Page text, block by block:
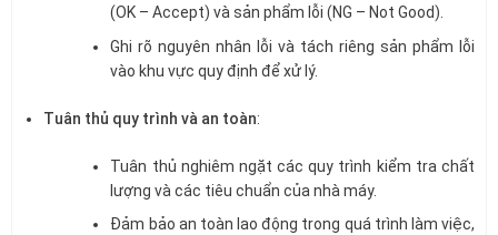
(OK – Accept) và sản phẩm lỗi (NG – Not Good).
Ghi rõ nguyên nhân lỗi và tách riêng sản phẩm lỗi
vào khu vực quy định để xử lý.
Tuân thủ quy trình và an toàn:
Tuân thủ nghiêm ngặt các quy trình kiểm tra chất
lượng và các tiêu chuẩn của nhà máy.
Đảm bảo an toàn lao động trong quá trình làm việc,